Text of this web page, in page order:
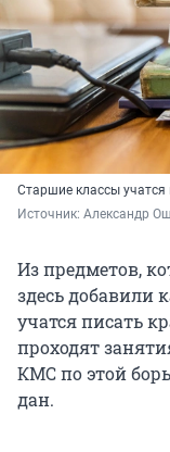
Старшие классы учатся
Источник: Александр
Из предметов,
здесь добавили
учатся писать
проходят
КМС по этой
дан.